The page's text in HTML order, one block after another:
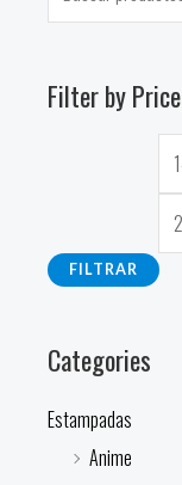
Filter by Price
FILTRAR
Categories
Estampadas
Anime